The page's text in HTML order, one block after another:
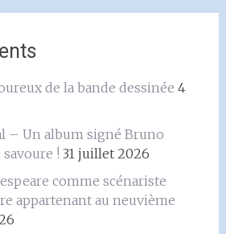
de la bande dessinée 4
– Un album signé Bruno
savoure ! 31 juillet 2026
comme scénariste
appartenant au neuvième